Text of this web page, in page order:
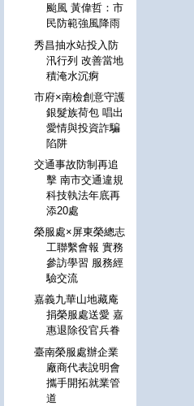
颱風 黃偉哲：市
民防範強風降雨
秀昌抽水站投入防
汛行列 改善當地
積淹水沉痾
市府×南檢創意守護
銀髮族荷包 唱出
愛情與投資詐騙
陷阱
交通事故防制再追
擊 南市交通違規
科技執法年底再
添20處
榮服處×屏東榮總志
工聯繫會報 實務
參訪學習 服務經
驗交流
嘉義九華山地藏庵
捐榮服處送愛 嘉
惠退除役官兵眷
臺南榮服處辦企業
廠商代表說明會
攜手開拓就業管
道